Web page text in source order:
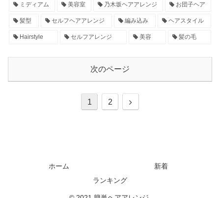
ミディアム 美容室 乃木坂ヘアアレンジ お団子ヘア
髪型 セルフヘアアレンジ 編み込み ヘアスタイル
Hairstyle セルフアレンジ 美容 髪の毛
次のページ
1 2
ホーム
新着
ランキング